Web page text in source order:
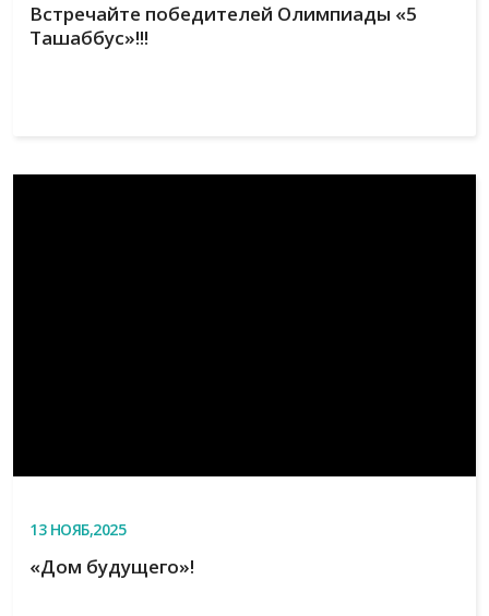
Встречайте победителей Олимпиады «5
Ташаббус»!!!
13НОЯБ,2025
«Дом будущего»!